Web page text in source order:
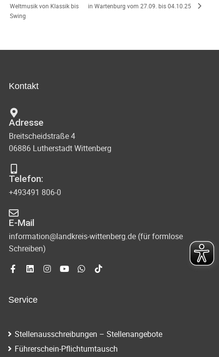
Weltmusik von Klassik bis
Swing
in Wartenburg vom 27.09. bis 04.10.25
Kontakt
Adresse
Breitscheidstraße 4
06886 Lutherstadt Wittenberg
Telefon:
+493491 806-0
E-Mail
information@landkreis-wittenberg.de (für formlose
Schreiben)
Service
Stellenausschreibungen – Stellenangebote
Führerschein-Pflichtumtausch